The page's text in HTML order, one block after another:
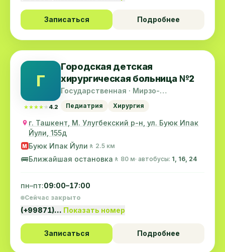
Записаться Подробнее
Г
★★★★★
★★★★★ 4.2
Городская детская
хирургическая больница №2
Государственная · Мирзо-
Педиатрия Хирургия
г. Ташкент, М. Улугбекский р-н, ул. Буюк Ипак
Йули, 155д
M Буюк Ипак Йули 🚶 2.5 км
🚌Ближайшая остановка 🚶 80 м· автобусы: 1, 16, 24
пн–пт:09:00–17:00
Сейчас закрыто
(+99871)… Показать номер
Записаться Подробнее